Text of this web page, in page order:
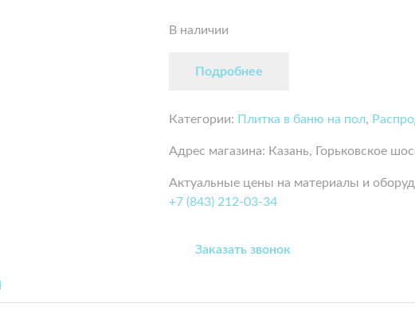
В наличии
Подробнее
Категории: Плитка в баню на пол,
Адрес магазина: Казань, Горьковское
Актуальные цены на материалы и
+7 (843) 212-03-34
Заказать звонок